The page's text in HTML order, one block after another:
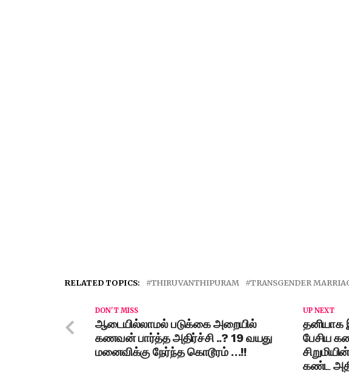
RELATED TOPICS: THIRUVANTHIPURAM TRANSGENDER
UP NEXT
தனியாக
பேசிய
கண்ட
DON'T MISS
ஆடையில்லாமல் படுக்கை அறையில்
கணவன் பார்த்த அதிர்ச்சி ..? 19 வயது
மனைவிக்கு நேர்ந்த கொடூரம் …!!